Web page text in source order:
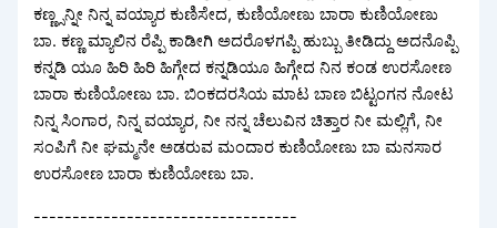
ಕಣ್ಣ್ಸನ್ನೀ ನಿನ್ನ ವಯ್ಯಾರ ಕುಣಿಸೇದ, ಕುಣಿಯೋಣು ಬಾರಾ ಕುಣಿಯೋಣು
ಬಾ. ಕಣ್ಣ ಮ್ಯಾಲಿನ ರೆಪ್ಪಿ ಕಾಡೀಗಿ ಅದರೊಳಗಪ್ಪಿ ಹುಬ್ಬು ತೀಡಿದ್ದು ಅದನೊಪ್ಪಿ
ಕನ್ನಡಿ ಯೂ ಹಿರಿ ಹಿರಿ ಹಿಗ್ಗೇದ ಕನ್ನಡಿಯೂ ಹಿಗ್ಗೇದ ನಿನ ಕಂಡ ಉರಸೋಣ
ಬಾರಾ ಕುಣಿಯೋಣು ಬಾ. ಬಿಂಕದರಸಿಯ ಮಾಟ ಬಾಣ ಬಿಟ್ಟಂಗನ ನೋಟ
ನಿನ್ನ ಸಿಂಗಾರ, ನಿನ್ನ ವಯ್ಯಾರ, ನೀ ನನ್ನ ಚೆಲುವಿನ ಚಿತ್ತಾರ ನೀ ಮಲ್ಲಿಗೆ, ನೀ
ಸಂಪಿಗೆ ನೀ ಘಮ್ಮನೇ ಅಡರುವ ಮಂದಾರ ಕುಣಿಯೋಣು ಬಾ ಮನಸಾರ
ಉರಸೋಣ ಬಾರಾ ಕುಣಿಯೋಣು ಬಾ.
----------------------------------